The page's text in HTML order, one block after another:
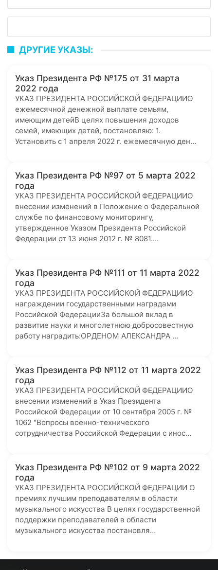
ДРУГИЕ УКАЗЫ:
Указ Президента РФ №175 от 31 марта
2022 года
УКАЗ ПРЕЗИДЕНТА РОССИЙСКОЙ ФЕДЕРАЦИИО
ежемесячной денежной выплате семьям,
имеющим детейВ целях повышения доходов
семей, имеющих детей, постановляю: 1.
Установить с 1 апреля 2022 г. ежемесячную ден…
Указ Президента РФ №97 от 5 марта 2022
года
УКАЗ ПРЕЗИДЕНТА РОССИЙСКОЙ ФЕДЕРАЦИИО
внесении изменений в Положение о Федеральной
службе по финансовому мониторингу,
утвержденное Указом Президента Российской
Федерации от 13 июня 2012 г. № 8081.…
Указ Президента РФ №111 от 11 марта 2022
года
УКАЗ ПРЕЗИДЕНТА РОССИЙСКОЙ ФЕДЕРАЦИИО
награждении государственными наградами
Российской ФедерацииЗа большой вклад в
развитие науки и многолетнюю добросовестную
работу наградить:ОРДЕНОМ АЛЕКСАНДРА …
Указ Президента РФ №112 от 11 марта 2022
года
УКАЗ ПРЕЗИДЕНТА РОССИЙСКОЙ ФЕДЕРАЦИИО
внесении изменений в Указ Президента
Российской Федерации от 10 сентября 2005 г. №
1062 "Вопросы военно-технического
сотрудничества Российской Федерации с инос…
Указ Президента РФ №102 от 9 марта 2022
года
УКАЗ ПРЕЗИДЕНТА РОССИЙСКОЙ ФЕДЕРАЦИИ О
премиях лучшим преподавателям в области
музыкального искусства В целях государственной
поддержки преподавателей в области
музыкального искусства постановля…